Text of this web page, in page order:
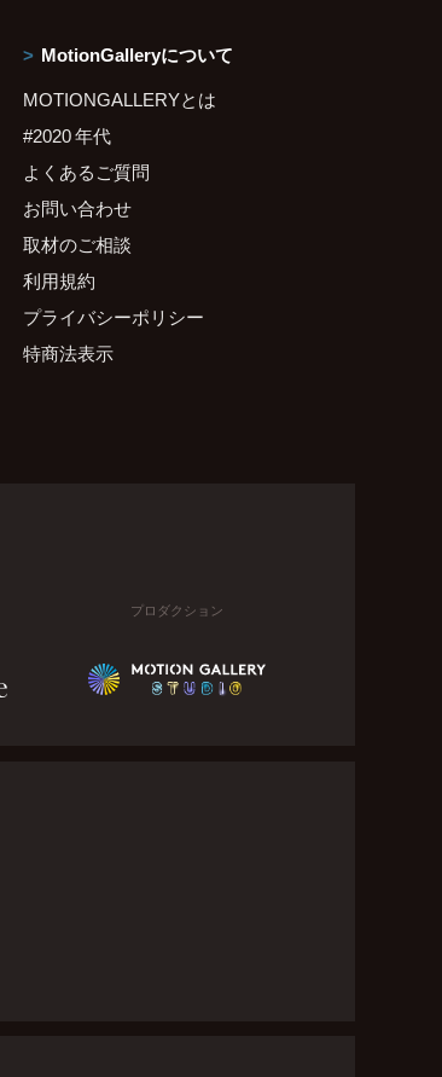
MotionGalleryについて
MOTIONGALLERYとは
#2020 年代
よくあるご質問
お問い合わせ
取材のご相談
利用規約
プライバシーポリシー
特商法表示
プロダクション